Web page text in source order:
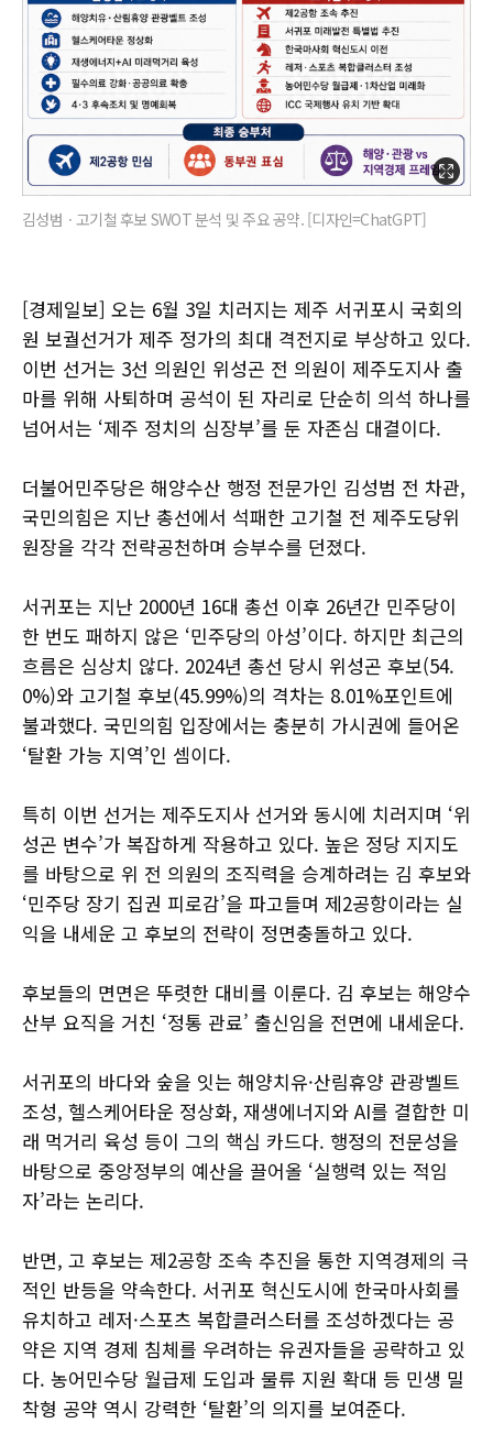
김성범ㆍ고기철 후보 SWOT 분석 및 주요 공약. [디자인=ChatGPT]
[경제일보] 오는 6월 3일 치러지는 제주 서귀포시 국회의
원 보궐선거가 제주 정가의 최대 격전지로 부상하고 있다.
이번 선거는 3선 의원인 위성곤 전 의원이 제주도지사 출
마를 위해 사퇴하며 공석이 된 자리로 단순히 의석 하나를
넘어서는 ‘제주 정치의 심장부’를 둔 자존심 대결이다.
더불어민주당은 해양수산 행정 전문가인 김성범 전 차관,
국민의힘은 지난 총선에서 석패한 고기철 전 제주도당위
원장을 각각 전략공천하며 승부수를 던졌다.
서귀포는 지난 2000년 16대 총선 이후 26년간 민주당이
한 번도 패하지 않은 ‘민주당의 아성’이다. 하지만 최근의
흐름은 심상치 않다. 2024년 총선 당시 위성곤 후보(54.
0%)와 고기철 후보(45.99%)의 격차는 8.01%포인트에
불과했다. 국민의힘 입장에서는 충분히 가시권에 들어온
‘탈환 가능 지역’인 셈이다.
특히 이번 선거는 제주도지사 선거와 동시에 치러지며 ‘위
성곤 변수’가 복잡하게 작용하고 있다. 높은 정당 지지도
를 바탕으로 위 전 의원의 조직력을 승계하려는 김 후보와
‘민주당 장기 집권 피로감’을 파고들며 제2공항이라는 실
익을 내세운 고 후보의 전략이 정면충돌하고 있다.
후보들의 면면은 뚜렷한 대비를 이룬다. 김 후보는 해양수
산부 요직을 거친 ‘정통 관료’ 출신임을 전면에 내세운다.
서귀포의 바다와 숲을 잇는 해양치유·산림휴양 관광벨트
조성, 헬스케어타운 정상화, 재생에너지와 AI를 결합한 미
래 먹거리 육성 등이 그의 핵심 카드다. 행정의 전문성을
바탕으로 중앙정부의 예산을 끌어올 ‘실행력 있는 적임
자’라는 논리다.
반면, 고 후보는 제2공항 조속 추진을 통한 지역경제의 극
적인 반등을 약속한다. 서귀포 혁신도시에 한국마사회를
유치하고 레저·스포츠 복합클러스터를 조성하겠다는 공
약은 지역 경제 침체를 우려하는 유권자들을 공략하고 있
다. 농어민수당 월급제 도입과 물류 지원 확대 등 민생 밀
착형 공약 역시 강력한 ‘탈환’의 의지를 보여준다.